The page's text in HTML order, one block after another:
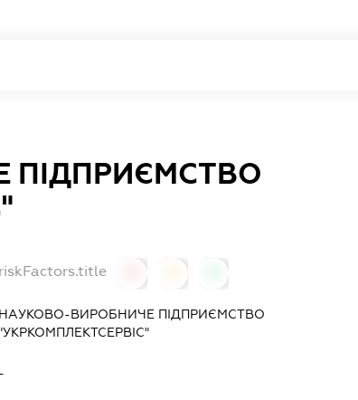
ПІДПРИЄМСТВО
riskFactors.title
НАУКОВО-ВИРОБНИЧЕ ПІДПРИЄМСТВО
-